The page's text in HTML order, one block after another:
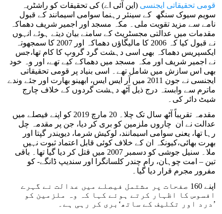
قومی تحقیقاتی ایجنسی (این آئی اے) کی تحقیقات کو راشٹریہ
سویم سیوک سنگھ کے سینئر رہنما سوامی اسیمانند کے قبول
نامے سے مزید تقویت ملی۔ مکہ مسجد اور اجمیر شریف دھماکہ
مقدمات میں عدالتی مجسٹریٹ کے سامنے بیان دیتے ہوئے انہوں
نے قبول کیا کہ 2006 کا مالیگاؤں دھماکہ اور 2007 کا سمجھوتہ
ایکسپریس دھماکہ بھی اسی دہشت گرد گروپ کا کام تھا،جس
نے اجمیر شریف اور مکہ مسجد میں دھماکے کیے تھے، اور وہ خود
بھی اس سازش میں شامل تھے۔ اسی بنیاد پر قومی تحقیقاتی
ایجنسی نے جون 2011 میں آر ایس ایس، ابھینو بھارت اور جئے وندے
ماترم سے وابستہ درج ذیل آٹھ دہشت گردوں کے خلاف چارج
شیٹ دائر کی۔
مقدمہ تقریباً آٹھ سال تک چلا۔ 20 مارچ 2019 کو اپنے فیصلے میں
عدالت نے ان چاروں ملزمین کو بری کر دیا، جن پر مقدمہ چل
رہا تھا، یعنی سوامی اسیمانند، لوکیش شرما، دیویندر گپتا اور
بھرت بھائی،کیونکہ ان کے خلاف کوئی قابل اعتماد ثبوت نہیں
ملا۔ سنیل جوشی کو دسمبر 2007 میں قتل کر دیا گیا تھا۔ باقی
تین – امت چوہان، رام چندر کلسانگرا اور سندیپ ڈانگے- کو
مفرور مجرم قرار دیا گیا۔
اپنے 160 صفحات پر مشتمل فیصلے میں عدالت نے گہرے
افسوس کا اظہار کرتے ہوئے کہا کہ وہ ملزمین کو
’درد اور تکلیف کے ساتھ‘بری کر رہی ہے۔